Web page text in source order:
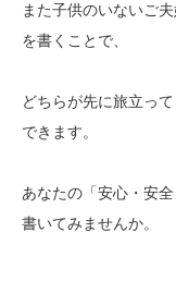
また子供のいないご
を書くことで、
どちらが先に旅立っ
できます。
あなたの「安心・安
書いてみませんか。